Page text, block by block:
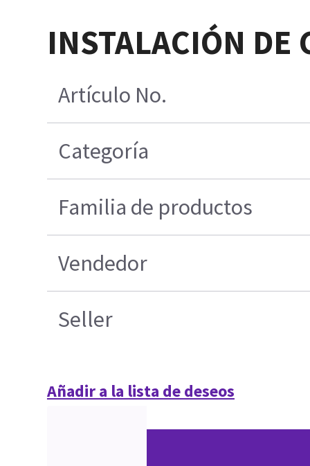
INSTALACIÓN DE
Artículo No.
Categoría
Familia de productos
Vendedor
Seller
Añadir a la lista de deseos